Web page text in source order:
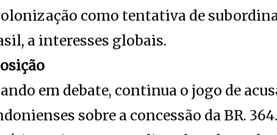
como tentativa de
a interesses globais.
em debate, continua o jogo de
sobre a concessão da BR.